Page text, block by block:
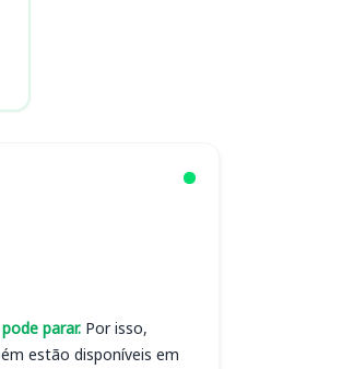
parar. Por isso,
estão disponíveis em